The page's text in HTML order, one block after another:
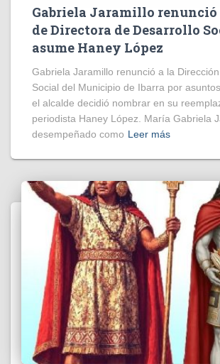
Gabriela Jaramillo renunció
de Directora de Desarrollo
asume Haney López
Gabriela Jaramillo renunció a la
Social del Municipio de Ibarra por
el alcalde decidió nombrar en su
periodista Haney López. María Gabriela
desempeñado como Leer más